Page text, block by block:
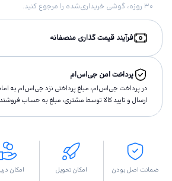
۳۰ روزه، گوشی خریداری‌شده را مرجوع کنید.
فرآیند قیمت گذاری منصفانه
پرداخت امن جی‌اس‌ام
در پرداخت جی‌اس‌ام، مبلغ پرداختى نزد جی‌اس‌ام به
ارسال و تاييد كالا توسط مشتری، مبلغ به حساب
ضمانت اصل بودن
امکان تحویل
امکان